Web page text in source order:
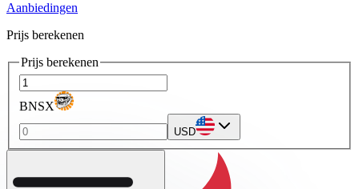
Aanbiedingen
Prijs berekenen
Prijs berekenen
BNSX
USD